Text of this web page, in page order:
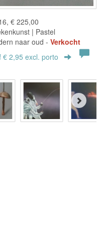
€ 225,00
| Pastel
naar oud - Verkocht
€ 2,95 excl. porto